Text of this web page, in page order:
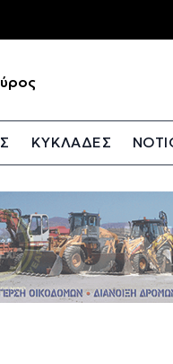
ΚΥΚΛΑΔΕΣ